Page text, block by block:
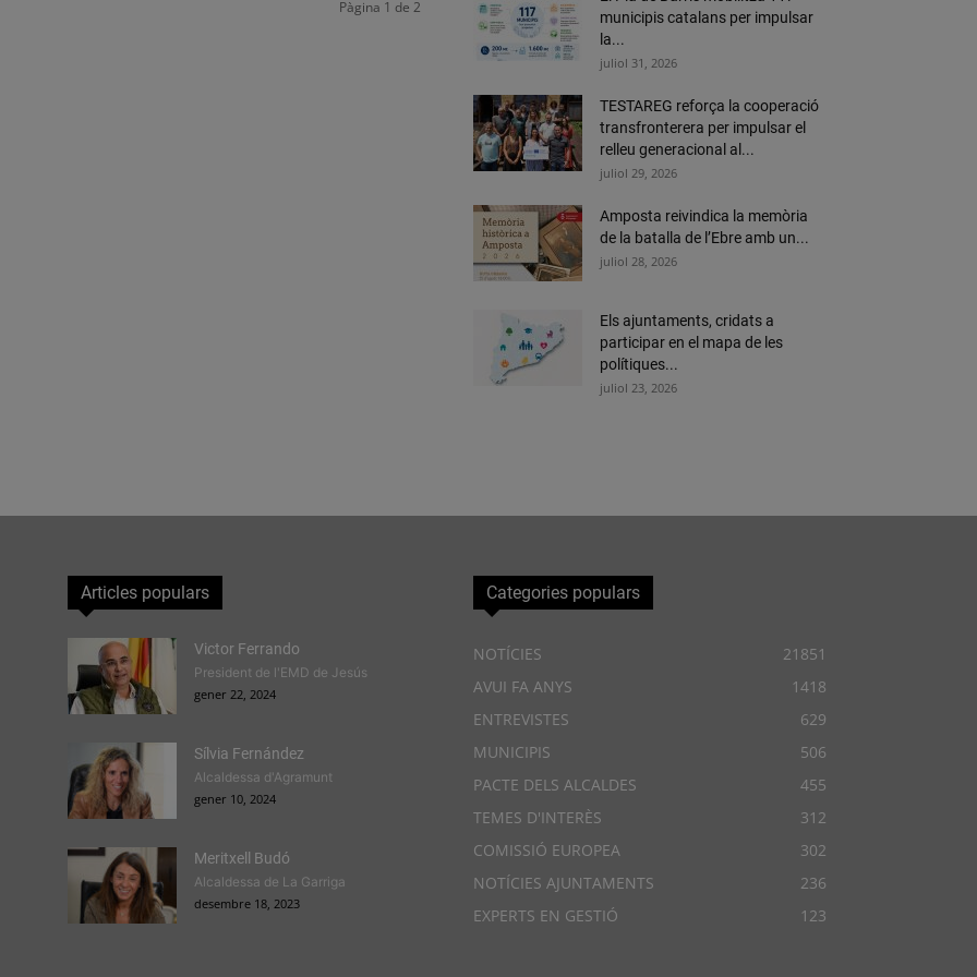
Pàgina 1 de 2
municipis catalans per impulsar
la...
juliol 31, 2026
TESTAREG reforça la cooperació
transfronterera per impulsar el
relleu generacional al...
juliol 29, 2026
Amposta reivindica la memòria
de la batalla de l’Ebre amb un...
juliol 28, 2026
Els ajuntaments, cridats a
participar en el mapa de les
polítiques...
juliol 23, 2026
Articles populars
Victor Ferrando
President de l'EMD de Jesús
gener 22, 2024
Sílvia Fernández
Alcaldessa d'Agramunt
gener 10, 2024
Meritxell Budó
Alcaldessa de La Garriga
desembre 18, 2023
Categories populars
NOTÍCIES
21851
AVUI FA ANYS
1418
ENTREVISTES
629
MUNICIPIS
506
PACTE DELS ALCALDES
455
TEMES D'INTERÈS
312
COMISSIÓ EUROPEA
302
NOTÍCIES AJUNTAMENTS
236
EXPERTS EN GESTIÓ
123